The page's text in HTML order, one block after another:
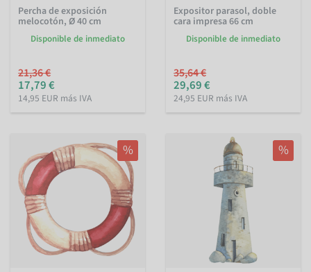
Percha de exposición
melocotón, Ø 40 cm
Disponible de inmediato
21,36 €
17,79 €
14,95 EUR más IVA
Expositor parasol, doble
cara impresa 66 cm
Disponible de inmediato
35,64 €
29,69 €
24,95 EUR más IVA
% %